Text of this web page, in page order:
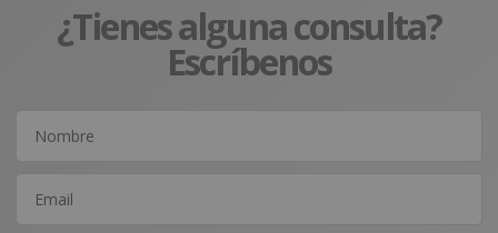
¿Tienes alguna consulta?
Escríbenos